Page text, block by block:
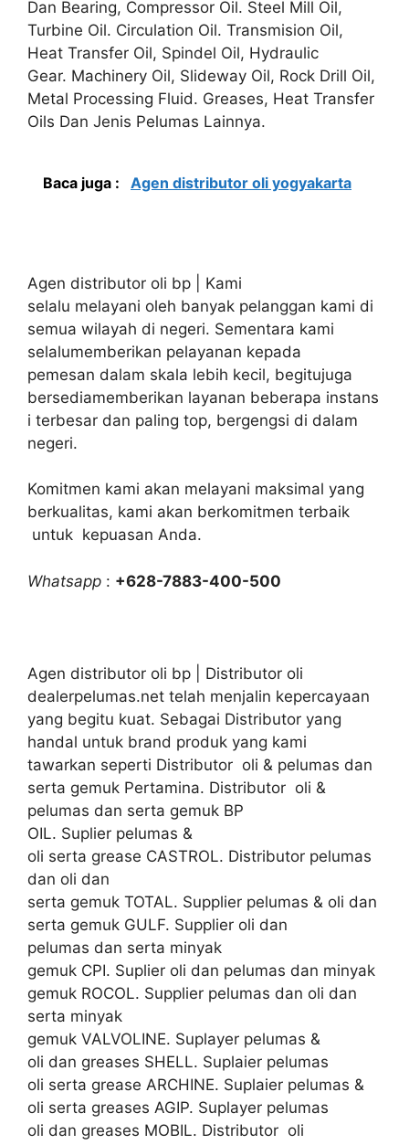
Dan Bearing, Compressor Oil. Steel Mill Oil,
Turbine Oil. Circulation Oil. Transmision Oil,
Heat Transfer Oil, Spindel Oil, Hydraulic
Gear. Machinery Oil, Slideway Oil, Rock Drill Oil,
Metal Processing Fluid. Greases, Heat Transfer
Oils Dan Jenis Pelumas Lainnya.
Baca juga : Agen distributor oli yogyakarta
Agen distributor oli bp | Kami
selalu melayani oleh banyak pelanggan kami di
semua wilayah di negeri. Sementara kami
selalumemberikan pelayanan kepada
pemesan dalam skala lebih kecil, begitujuga
bersediamemberikan layanan beberapa instans
i terbesar dan paling top, bergengsi di dalam
negeri.
Komitmen kami akan melayani maksimal yang
berkualitas, kami akan berkomitmen terbaik
untuk kepuasan Anda.
Whatsapp : +628-7883-400-500
Agen distributor oli bp | Distributor oli
dealerpelumas.net telah menjalin kepercayaan
yang begitu kuat. Sebagai Distributor yang
handal untuk brand produk yang kami
tawarkan seperti Distributor oli & pelumas dan
serta gemuk Pertamina. Distributor oli &
pelumas dan serta gemuk BP
OIL. Suplier pelumas &
oli serta grease CASTROL. Distributor pelumas
dan oli dan
serta gemuk TOTAL. Supplier pelumas & oli dan
serta gemuk GULF. Supplier oli dan
pelumas dan serta minyak
gemuk CPI. Suplier oli dan pelumas dan minyak
gemuk ROCOL. Supplier pelumas dan oli dan
serta minyak
gemuk VALVOLINE. Suplayer pelumas &
oli dan greases SHELL. Suplaier pelumas
oli serta grease ARCHINE. Suplaier pelumas &
oli serta greases AGIP. Suplayer pelumas
oli dan greases MOBIL. Distributor oli